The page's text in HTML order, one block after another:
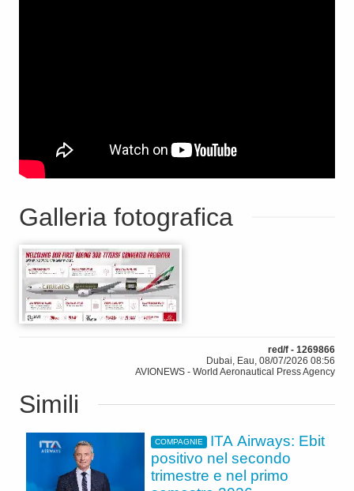
Galleria fotografica
red/f - 1269866
Dubai, Eau, 08/07/2026 08:56
AVIONEWS - World Aeronautical Press Agency
Simili
COMPAGNIE
ITA Airways: Ebit
positivo nel secondo
trimestre e nel primo